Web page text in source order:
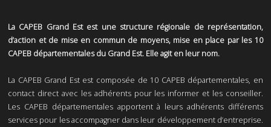
La CAPEB Grand Est est une structure régionale de représentation,
d’action et de mise en commun de moyens, mise en place par les 10
CAPEB départementales du Grand Est. Elle agit en leur nom.
La CAPEB Grand Est est composée de 10 CAPEB départementales, en
contact direct avec les adhérents pour les informer et les conseiller.
Les CAPEB départementales apportent à leurs adhérents différents
services pour les accompagner dans leur développement d’entreprise.